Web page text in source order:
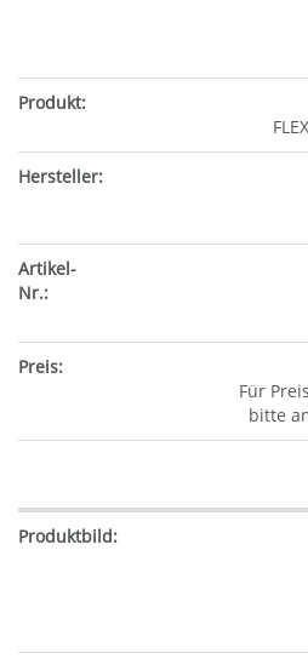
Für
bitte